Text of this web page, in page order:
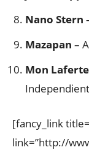
Nano Stern
Mazapan –
Mon Laferte
[fancy_link
link=”http://